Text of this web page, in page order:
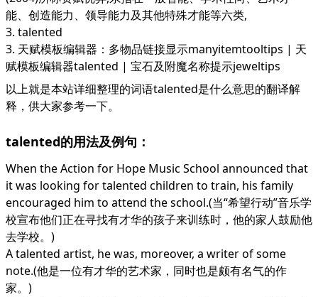
能、创造能力、领导能力及其他特殊才能等六类,
3. talented
3. 天赋模板编辑器：多物品链接显示manyitemtooltips | 天
赋模板编辑器talented | 宝石及附魔名称提示jeweltips
以上就是本站详细整理的词语talented是什么意思的翻译解
释，供大家参考一下。
talented的用法及例句：
When the Action for Hope Music School announced that
it was looking for talented children to train, his family
encouraged him to attend the school.(当“希望行动”音乐学
校宣布他们正在寻找有才华的孩子来训练时，他的家人鼓励他
去学校。)
A talented artist, he was, moreover, a writer of some
note.(他是一位有才华的艺术家，同时也是颇有名气的作
家。)